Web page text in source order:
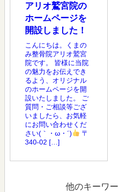
アリオ鷲宮院の
ホームページを
開設しました！
こんにちは。くまの
み整骨院アリオ鷲宮
院です。 皆様に当院
の魅力をお伝えでき
るよう、オリジナル
のホームページを開
設いたしました。 ご
質問・ご相談等ござ
いましたら、お気軽
にお問い合わせくだ
さい(｀・ω・´)
〒
340-02 […]
他のキーワ